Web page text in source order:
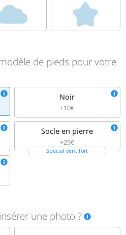
de pieds pour votre
Noir
+10€
Socle en pierre
+25€
Spécial vent fort
une photo ?